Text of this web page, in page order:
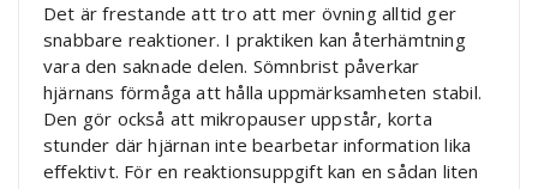
Det är frestande att tro att mer övning alltid ger
snabbare reaktioner. I praktiken kan återhämtning
vara den saknade delen. Sömnbrist påverkar
hjärnans förmåga att hålla uppmärksamheten stabil.
Den gör också att mikropauser uppstår, korta
stunder där hjärnan inte bearbetar information lika
effektivt. För en reaktionsuppgift kan en sådan liten